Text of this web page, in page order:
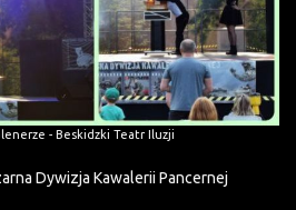
- Beskidzki Teatr Iluzji
Dywizja Kawalerii Pancernej